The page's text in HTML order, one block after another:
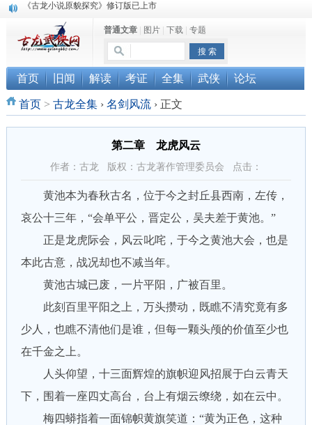
“武侠书库”查缺补漏活动圆满结束
普通文章| 图片| 下载| 专题
首页 旧闻 解读 考证 全集 武侠 论坛
首页> 古龙全集 › 名剑风流 ›正文
第二章 龙虎风云
作者：古龙 版权：古龙著作管理委员会 点击：
黄池本为春秋古名，位于今之封丘县西南，左传，
哀公十三年，“会单平公，晋定公，吴夫差于黄池。”
正是龙虎际会，风云叱咤，于今之黄池大会，也是
本此古意，战况却也不减当年。
黄池古城已废，一片平阳，广被百里。
此刻百里平阳之上，万头攒动，既瞧不清究竟有多
少人，也瞧不清他们是谁，但每一颗头颅的价值至少也
在千金之上。
人头仰望，十三面辉煌的旗帜迎风招展于白云青天
下，围着一座四丈高台，台上有烟云缭绕，如在云中。
梅四蟒指着一面锦帜黄旗笑道：“黄为正色，这种